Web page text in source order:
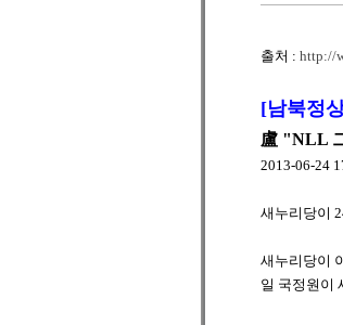
출처 : http://
[남북정
盧 "NLL
2013-06-24
새누리당이
새누리당이
일 국정원이